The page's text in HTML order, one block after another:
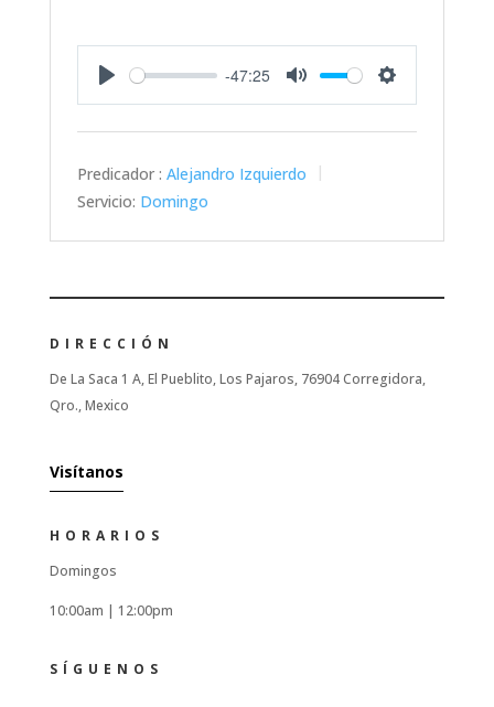
-47:25
Predicador : Alejandro Izquierdo
Servicio: Domingo
DIRECCIÓN
De La Saca 1 A, El Pueblito, Los Pajaros, 76904 Corregidora,
Qro., Mexico
Visítanos
HORARIOS
Domingos
10:00am | 12:00pm
SÍGUENOS